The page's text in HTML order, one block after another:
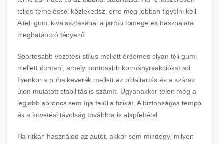
teljes terheléssel közlekedsz, erre még jobban figyelni kell.
A téli gumi kiválasztásánál a jármű tömege és használata
meghatározó tényező.
Sportosabb vezetési stílus mellett érdemes olyan téli gumi
mellett dönteni, amely pontosabb kormányreakciókat ad.
Ilyenkor a puha keverék mellett az oldaltartás és a száraz
úton mutatott stabilitás is számít. Ugyanakkor télen még a
legjobb abroncs sem írja felül a fizikát. A biztonságos tempó
és a követési távolság továbbra is alapfeltétel.
Ha ritkán használod az autót, akkor sem mindegy, milyen